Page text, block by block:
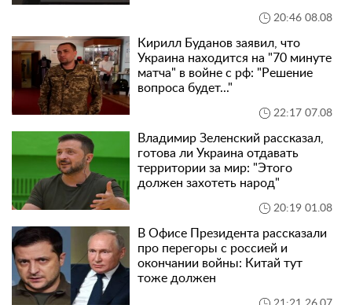
20:46 08.08
Кирилл Буданов заявил, что
Украина находится на "70 минуте
матча" в войне с рф: "Решение
вопроса будет..."
22:17 07.08
Владимир Зеленский рассказал,
готова ли Украина отдавать
территории за мир: "Этого
должен захотеть народ"
20:19 01.08
В Офисе Президента рассказали
про перегоры с россией и
окончании войны: Китай тут
тоже должен